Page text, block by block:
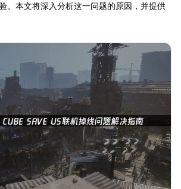
。本文将深入分析这一问题的原因，并提供